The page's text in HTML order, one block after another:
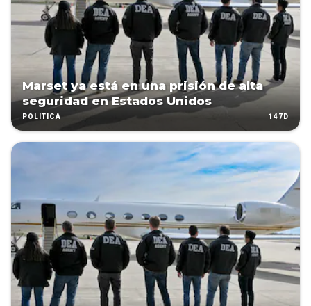
Marset ya está en una prisión de alta
seguridad en Estados Unidos
POLÍTICA 147D